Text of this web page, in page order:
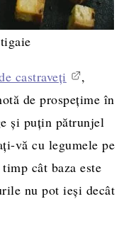
castraveți
,
de prospețime în
și puțin pătrunjel
vă cu legumele pe
cât baza este
nu pot ieși decât